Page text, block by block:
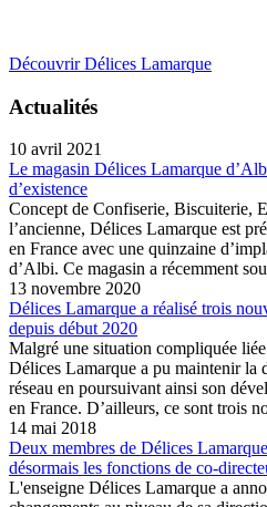
Découvrir Délices Lamarque
Actualités
10 avril 2021
Le magasin Délices Lamarque
d’existence
Concept de Confiserie, Biscuiterie,
l’ancienne, Délices Lamarque est
en France avec une quinzaine
d’Albi. Ce magasin a récemment
13 novembre 2020
Délices Lamarque a réalisé trois
depuis début 2020
Malgré une situation compliquée
Délices Lamarque a pu maintenir la
réseau en poursuivant ainsi son
en France. D’ailleurs, ce sont trois
14 mai 2018
Deux membres de Délices
désormais les fonctions de co-
L'enseigne Délices Lamarque a